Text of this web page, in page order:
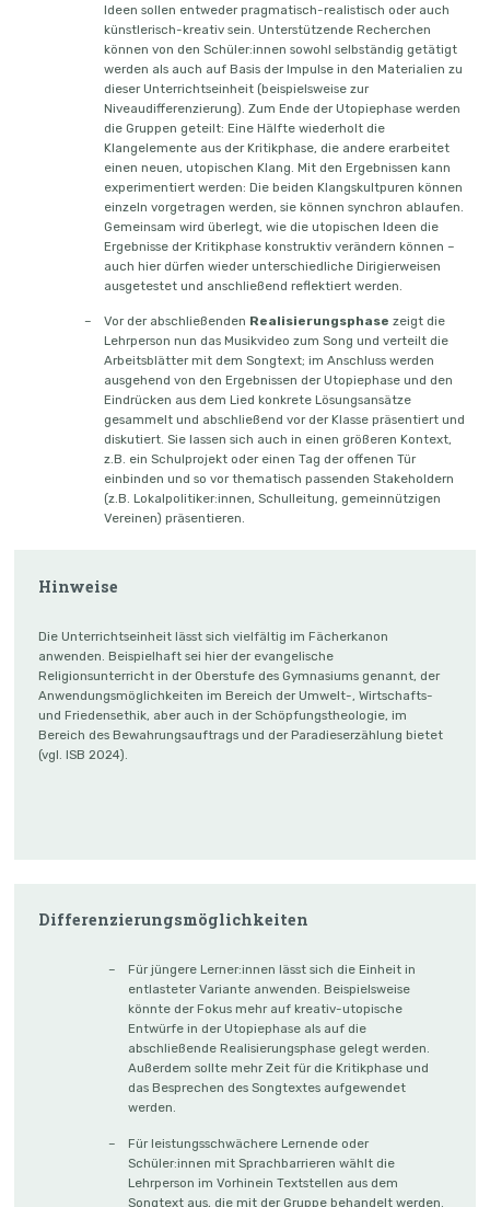
Ideen sollen entweder pragmatisch-realistisch oder auch
künstlerisch-kreativ sein. Unterstützende Recherchen
können von den Schüler:innen sowohl selbständig getätigt
werden als auch auf Basis der Impulse in den Materialien zu
dieser Unterrichtseinheit (beispielsweise zur
Niveaudifferenzierung). Zum Ende der Utopiephase werden
die Gruppen geteilt: Eine Hälfte wiederholt die
Klangelemente aus der Kritikphase, die andere erarbeitet
einen neuen, utopischen Klang. Mit den Ergebnissen kann
experimentiert werden: Die beiden Klangskultpuren können
einzeln vorgetragen werden, sie können synchron ablaufen.
Gemeinsam wird überlegt, wie die utopischen Ideen die
Ergebnisse der Kritikphase konstruktiv verändern können –
auch hier dürfen wieder unterschiedliche Dirigierweisen
ausgetestet und anschließend reflektiert werden.
Vor der abschließenden Realisierungsphase zeigt die
Lehrperson nun das Musikvideo zum Song und verteilt die
Arbeitsblätter mit dem Songtext; im Anschluss werden
ausgehend von den Ergebnissen der Utopiephase und den
Eindrücken aus dem Lied konkrete Lösungsansätze
gesammelt und abschließend vor der Klasse präsentiert und
diskutiert. Sie lassen sich auch in einen größeren Kontext,
z.B. ein Schulprojekt oder einen Tag der offenen Tür
einbinden und so vor thematisch passenden Stakeholdern
(z.B. Lokalpolitiker:innen, Schulleitung, gemeinnützigen
Vereinen) präsentieren.
Hinweise
Die Unterrichtseinheit lässt sich vielfältig im Fächerkanon
anwenden. Beispielhaft sei hier der evangelische
Religionsunterricht in der Oberstufe des Gymnasiums genannt, der
Anwendungsmöglichkeiten im Bereich der Umwelt-, Wirtschafts-
und Friedensethik, aber auch in der Schöpfungstheologie, im
Bereich des Bewahrungsauftrags und der Paradieserzählung bietet
(vgl. ISB 2024).
Differenzierungsmöglichkeiten
Für jüngere Lerner:innen lässt sich die Einheit in
entlasteter Variante anwenden. Beispielsweise
könnte der Fokus mehr auf kreativ-utopische
Entwürfe in der Utopiephase als auf die
abschließende Realisierungsphase gelegt werden.
Außerdem sollte mehr Zeit für die Kritikphase und
das Besprechen des Songtextes aufgewendet
werden.
Für leistungsschwächere Lernende oder
Schüler:innen mit Sprachbarrieren wählt die
Lehrperson im Vorhinein Textstellen aus dem
Songtext aus, die mit der Gruppe behandelt werden.